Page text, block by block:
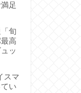
足
旬
高
ッ
スマ
い